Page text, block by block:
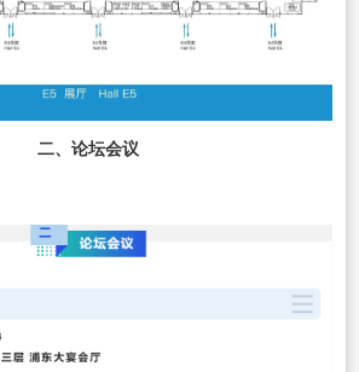
二、论坛会议